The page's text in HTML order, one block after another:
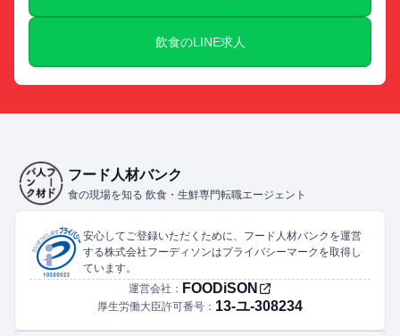
飲食のLINE求人
フード人材バンク
食の現場を知る 飲食・生鮮専門転職エージェント
安心してご登録いただくために、フード人材バンクを運営
する株式会社フーディソンはプライバシーマークを取得し
ています。
運営会社： FOODiSON
厚生労働大臣許可番号： 13-ユ-308234